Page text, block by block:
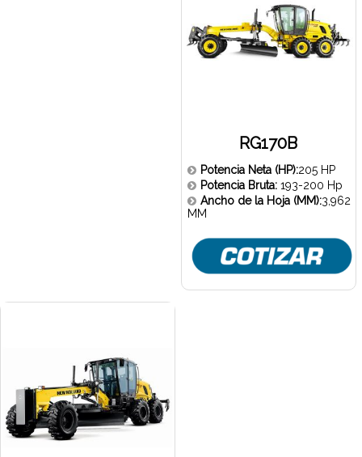
RG170B
Potencia Neta (HP):205 HP
Potencia Bruta: 193-200 Hp
Ancho de la Hoja (MM):3,962
MM